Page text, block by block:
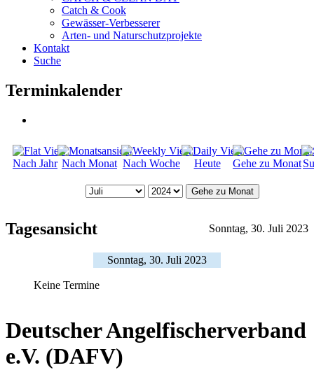
Catch & Cook
Gewässer-Verbesserer
Arten- und Naturschutzprojekte
Kontakt
Suche
Terminkalender
Nach Jahr Nach Monat Nach Woche Heute Gehe zu Monat
Gehe zu Monat
Tagesansicht Sonntag, 30. Juli 2023
Sonntag, 30. Juli 2023
Keine Termine
Deutscher Angelfischerverband
e.V. (DAFV)